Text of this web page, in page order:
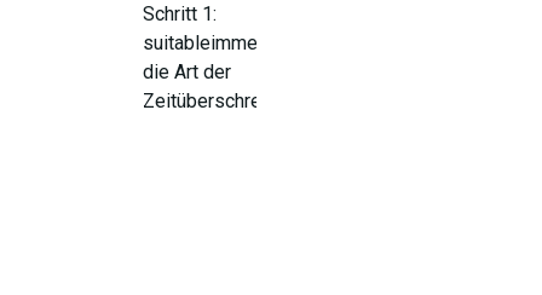
Schritt 1:
suitableimmen Sie
die Art der
Zeitüberschreitung